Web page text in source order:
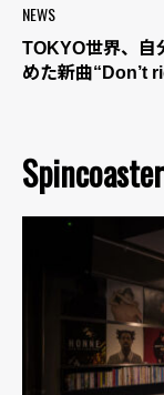
NEWS
TOKYO世界、自
めた新曲“Don’t